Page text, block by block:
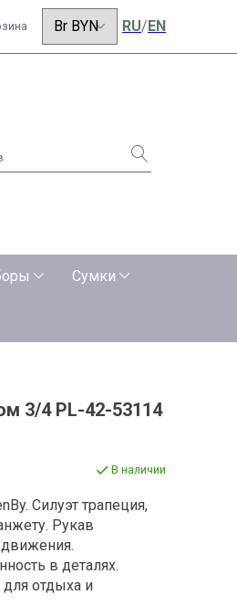
RU/ EN
Сумки
3/4 PL-42-53114
В наличии
Силуэт трапеция,
Рукав
движения.
в деталях.
отдыха и